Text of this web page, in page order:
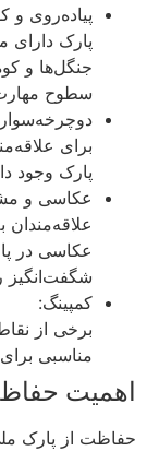
پیاده‌روی و
پارک دارای
جنگل‌ها و
سطوح
برای
پارک وجود
عکاسی و
عکاسی در
شگفت‌انگیز
کمپینگ:
برخی از
مناسبی
اهمیت
حفاظت از پارک